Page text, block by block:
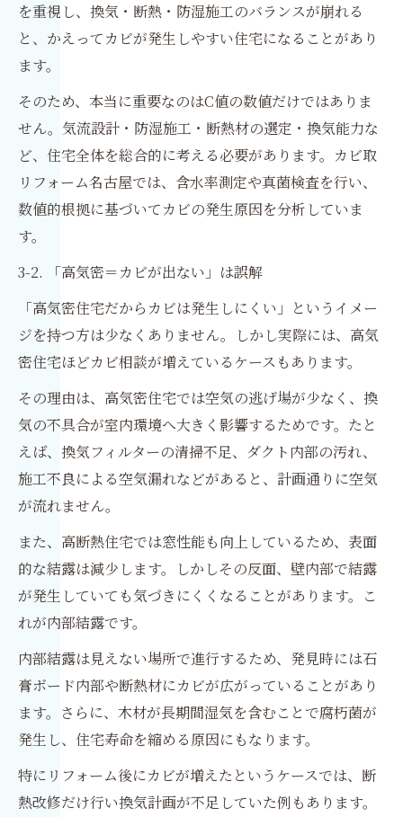
を重視し、換気・断熱・防湿施工のバランスが崩れる
と、かえってカビが発生しやすい住宅になることがあり
ます。
そのため、本当に重要なのはC値の数値だけではありま
せん。気流設計・防湿施工・断熱材の選定・換気能力な
ど、住宅全体を総合的に考える必要があります。カビ取
リフォーム名古屋では、含水率測定や真菌検査を行い、
数値的根拠に基づいてカビの発生原因を分析していま
す。
3-2. 「高気密＝カビが出ない」は誤解
「高気密住宅だからカビは発生しにくい」というイメー
ジを持つ方は少なくありません。しかし実際には、高気
密住宅ほどカビ相談が増えているケースもあります。
その理由は、高気密住宅では空気の逃げ場が少なく、換
気の不具合が室内環境へ大きく影響するためです。たと
えば、換気フィルターの清掃不足、ダクト内部の汚れ、
施工不良による空気漏れなどがあると、計画通りに空気
が流れません。
また、高断熱住宅では窓性能も向上しているため、表面
的な結露は減少します。しかしその反面、壁内部で結露
が発生していても気づきにくくなることがあります。こ
れが内部結露です。
内部結露は見えない場所で進行するため、発見時には石
膏ボード内部や断熱材にカビが広がっていることがあり
ます。さらに、木材が長期間湿気を含むことで腐朽菌が
発生し、住宅寿命を縮める原因にもなります。
特にリフォーム後にカビが増えたというケースでは、断
熱改修だけ行い換気計画が不足していた例もあります。